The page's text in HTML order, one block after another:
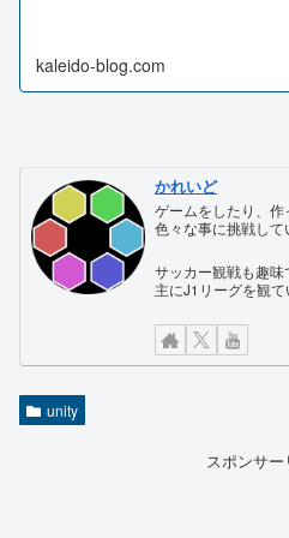
kaleido-blog.com
かれいど
ゲームをしたり、作
色々な事に挑戦して
サッカー観戦も趣味
主にJ1リーグを観て
unity
スポンサー